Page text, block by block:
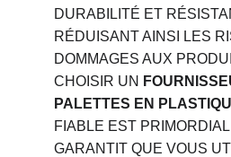
DURABILITÉ ET
RÉDUISANT AINSI LES
DOMMAGES AUX
CHOISIR UN
PALETTES EN
FIABLE EST
GARANTIT QUE VOUS